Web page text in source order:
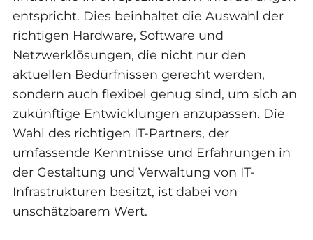
entspricht. Dies beinhaltet die Auswahl der
richtigen Hardware, Software und
Netzwerklösungen, die nicht nur den
aktuellen Bedürfnissen gerecht werden,
sondern auch flexibel genug sind, um sich an
zukünftige Entwicklungen anzupassen. Die
Wahl des richtigen IT-Partners, der
umfassende Kenntnisse und Erfahrungen in
der Gestaltung und Verwaltung von IT-
Infrastrukturen besitzt, ist dabei von
unschätzbarem Wert.